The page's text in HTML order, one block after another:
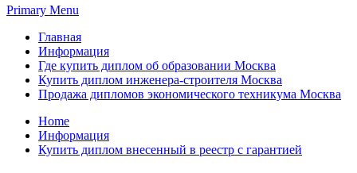
Primary Menu
Главная
Информация
Где купить диплом об образовании Москва
Купить диплом инженера-строителя Москва
Продажа дипломов экономического техникума Москва
Home
Информация
Купить диплом внесенный в реестр с гарантией